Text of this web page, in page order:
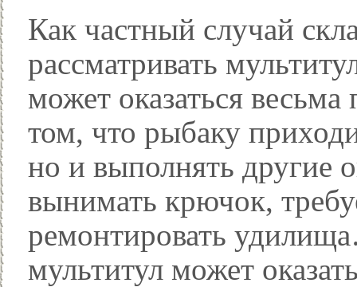
Как частный случай
рассматривать
может оказаться
том, что рыбаку
но и выполнять другие
вынимать крючок,
ремонтировать
мультитул может